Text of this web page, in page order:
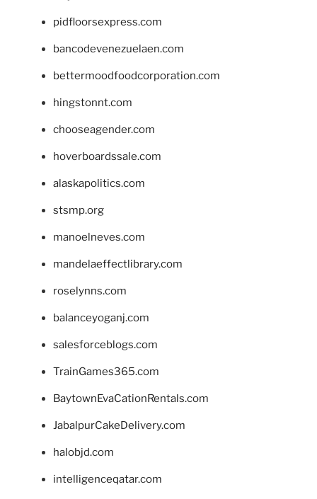
pidfloorsexpress.com
bancodevenezuelaen.com
bettermoodfoodcorporation.com
hingstonnt.com
chooseagender.com
hoverboardssale.com
alaskapolitics.com
stsmp.org
manoelneves.com
mandelaeffectlibrary.com
roselynns.com
balanceyoganj.com
salesforceblogs.com
TrainGames365.com
BaytownEvaCationRentals.com
JabalpurCakeDelivery.com
halobjd.com
intelligenceqatar.com